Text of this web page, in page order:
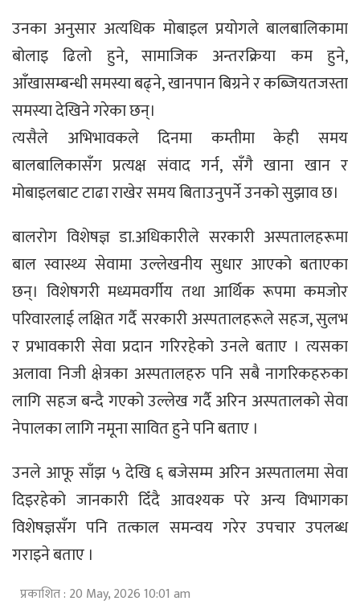
उनका अनुसार अत्यधिक मोबाइल प्रयोगले बालबालिकामा
बोलाइ ढिलो हुने, सामाजिक अन्तरक्रिया कम हुने,
आँखासम्बन्धी समस्या बढ्ने, खानपान बिग्रने र कब्जियतजस्ता
समस्या देखिने गरेका छन्।
त्यसैले अभिभावकले दिनमा कम्तीमा केही समय
बालबालिकासँग प्रत्यक्ष संवाद गर्न, सँगै खाना खान र
मोबाइलबाट टाढा राखेर समय बिताउनुपर्ने उनको सुझाव छ।
बालरोग विशेषज्ञ डा.अधिकारीले सरकारी अस्पतालहरूमा
बाल स्वास्थ्य सेवामा उल्लेखनीय सुधार आएको बताएका
छन्। विशेषगरी मध्यमवर्गीय तथा आर्थिक रूपमा कमजोर
परिवारलाई लक्षित गर्दै सरकारी अस्पतालहरूले सहज, सुलभ
र प्रभावकारी सेवा प्रदान गरिरहेको उनले बताए । त्यसका
अलावा निजी क्षेत्रका अस्पतालहरु पनि सबै नागरिकहरुका
लागि सहज बन्दै गएको उल्लेख गर्दै अरिन अस्पतालको सेवा
नेपालका लागि नमूना सावित हुने पनि बताए ।
उनले आफू साँझ ५ देखि ६ बजेसम्म अरिन अस्पतालमा सेवा
दिइरहेको जानकारी दिँदै आवश्यक परे अन्य विभागका
विशेषज्ञसँग पनि तत्काल समन्वय गरेर उपचार उपलब्ध
गराइने बताए ।
प्रकाशित : 20 May, 2026 10:01 am